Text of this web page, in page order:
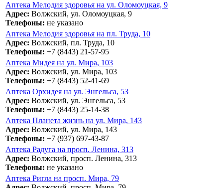
Аптека Мелодия здоровья на ул. Оломоуцкая, 9
Адрес: Волжский, ул. Оломоуцкая, 9
Телефоны: не указано
Аптека Мелодия здоровья на пл. Труда, 10
Адрес: Волжский, пл. Труда, 10
Телефоны: +7 (8443) 21-57-95
Аптека Мидея на ул. Мира, 103
Адрес: Волжский, ул. Мира, 103
Телефоны: +7 (8443) 52-41-69
Аптека Орхидея на ул. Энгельса, 53
Адрес: Волжский, ул. Энгельса, 53
Телефоны: +7 (8443) 25-14-38
Аптека Планета жизнь на ул. Мира, 143
Адрес: Волжский, ул. Мира, 143
Телефоны: +7 (937) 697-43-87
Аптека Радуга на просп. Ленина, 313
Адрес: Волжский, просп. Ленина, 313
Телефоны: не указано
Аптека Ригла на просп. Мира, 79